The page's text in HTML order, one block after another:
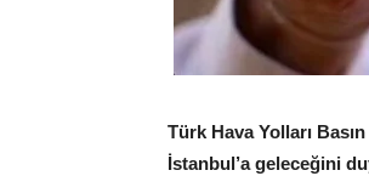
Türk Hava Yolları
İstanbul’a geleceğini